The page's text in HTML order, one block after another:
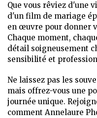
Que vous rêviez d'une
d'un film de mariage
en œuvre pour donner
Chaque moment,
détail soigneusement
sensibilité et
Ne laissez pas les
mais offrez-vous une
journée unique.
comment Annelaure